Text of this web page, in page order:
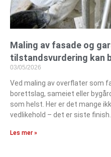
Maling av fasade og
tilstandsvurdering kan
03/05/2026
Ved maling av overflater som
borettslag, sameiet eller
som helst. Her er det mange
vedlikehold – det er siste
Les mer »